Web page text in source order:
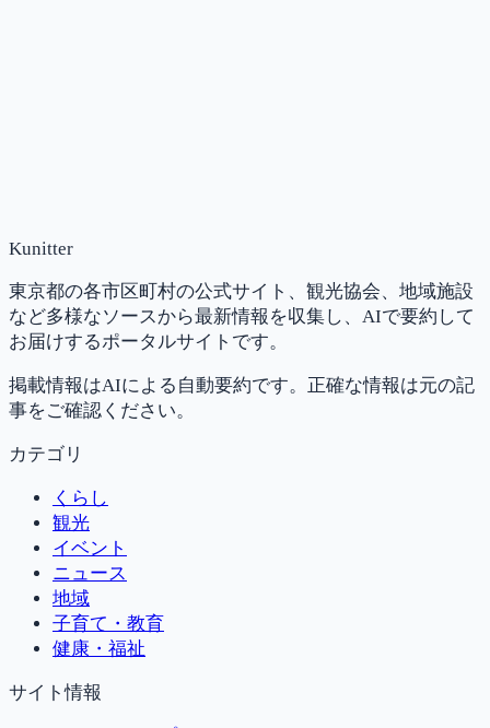
Kunitter
東京都の各市区町村の公式サイト、観光協会、地域施設
など多様なソースから最新情報を収集し、AIで要約して
お届けするポータルサイトです。
掲載情報はAIによる自動要約です。正確な情報は元の記
事をご確認ください。
カテゴリ
くらし
観光
イベント
ニュース
地域
子育て・教育
健康・福祉
サイト情報